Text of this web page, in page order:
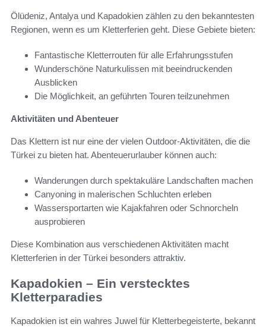
Ölüdeniz, Antalya und Kapadokien zählen zu den bekanntesten
Regionen, wenn es um Kletterferien geht. Diese Gebiete bieten:
Fantastische Kletterrouten für alle Erfahrungsstufen
Wunderschöne Naturkulissen mit beeindruckenden
Ausblicken
Die Möglichkeit, an geführten Touren teilzunehmen
Aktivitäten und Abenteuer
Das Klettern ist nur eine der vielen Outdoor-Aktivitäten, die die
Türkei zu bieten hat. Abenteuerurlauber können auch:
Wanderungen durch spektakuläre Landschaften machen
Canyoning in malerischen Schluchten erleben
Wassersportarten wie Kajakfahren oder Schnorcheln
ausprobieren
Diese Kombination aus verschiedenen Aktivitäten macht
Kletterferien in der Türkei besonders attraktiv.
Kapadokien – Ein verstecktes
Kletterparadies
Kapadokien ist ein wahres Juwel für Kletterbegeisterte, bekannt